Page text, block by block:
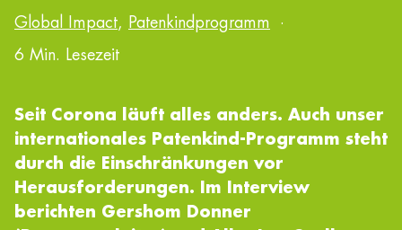
Global Impact, Patenkindprogramm
·
6 Min. Lesezeit
Seit Corona läuft alles anders. Auch unser
internationales Patenkind-Programm steht
durch die Einschränkungen vor
Herausforderungen. Im Interview
berichten Gershom Donner